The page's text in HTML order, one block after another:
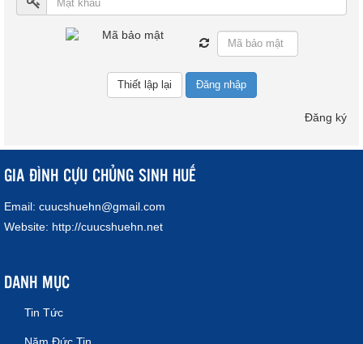
Đăng nhập
Đăng ký
GIA ĐÌNH CỰU CHỦNG SINH HUẾ
Email: cuucshuehn@gmail.com
Website: http://cuucshuehn.net
DANH MỤC
Tin Tức